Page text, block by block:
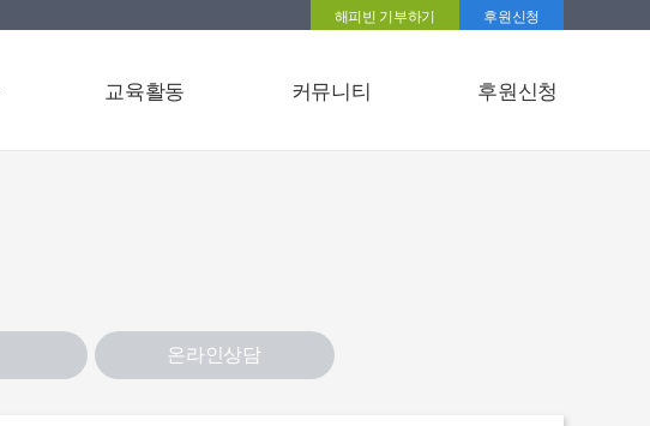
해피빈 기부하기 후원신청
교육활동 커뮤니티 후원신청
온라인상담